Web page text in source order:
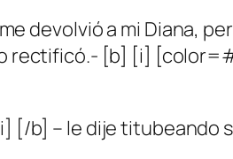
devolvió a mi Diana,
rectificó.- [b] [i]
b] – le dije titubeando